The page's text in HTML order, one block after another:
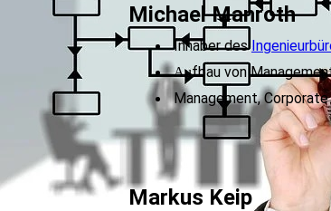
Michael Manroth
Inhaber des
Aufbau von
Management,
Markus Keip